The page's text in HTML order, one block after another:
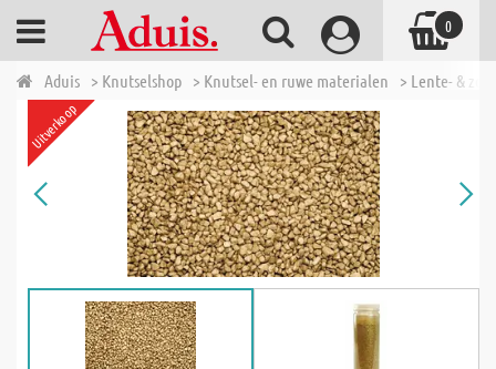
Aduis > Knutselshop > Knutsel- en ruwe materialen > Lente- &
Uitverkoop
0